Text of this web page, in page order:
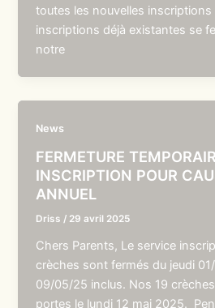
toutes les nouvelles inscriptions
inscriptions déjà existantes se
notre
News
FERMETURE
INSCRIPTION POUR
ANNUEL
Driss / 29 avril 2025
Chers Parents, Le service
crèches sont fermés du jeudi
09/05/25 inclus. Nos 19
portes le lundi 12 mai 2025.